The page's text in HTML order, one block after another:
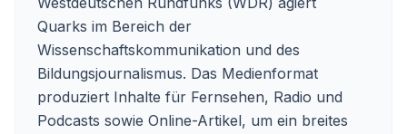
Quarks im Bereich der
Wissenschaftskommunikation und des
Bildungsjournalismus. Das Medienformat
produziert Inhalte für Fernsehen, Radio und
Podcasts sowie Online-Artikel, um ein breites